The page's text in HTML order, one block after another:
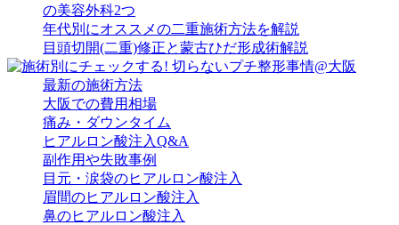
の美容外科2つ
年代別にオススメの二重施術方法を解説
目頭切開(二重)修正と蒙古ひだ形成術解説
最新の施術方法
大阪での費用相場
痛み・ダウンタイム
ヒアルロン酸注入Q&A
副作用や失敗事例
目元・涙袋のヒアルロン酸注入
眉間のヒアルロン酸注入
鼻のヒアルロン酸注入